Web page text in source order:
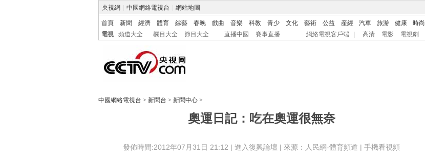
央視網 中國網絡電視台 網站地圖
首頁 新聞 經濟 體育 綜藝 春晚 戲曲 音樂 科教 青少 文化 藝術 公益 産經 汽車 旅游 健康 時尚
電視
頻道大全 欄目大全 節目大全 直播中國 賽事直播 網絡電視客戶端 高清 電影 電視劇
中國網絡電視台 > 新聞台 > 新聞中心 >
奧運日記：吃在奧運很無奈
發佈時間:2012年07月31日 21:12 | 進入復興論壇 | 來源：人民網-體育頻道 | 手機看視頻